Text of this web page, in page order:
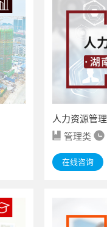
人力资源管理
管理类
在线咨询